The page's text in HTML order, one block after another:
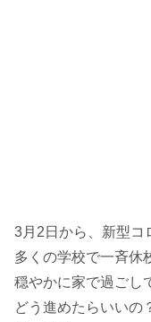
3月2日から、新型コ
多くの学校で一斉休
穏やかに家で過ごし
どう進めたらいいの